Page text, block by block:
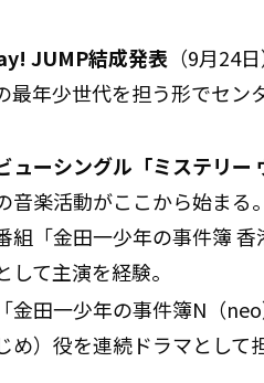
JUMP結成発表 （9月24
最年少世代を担う形でセン
ューシングル「ミステリー
音楽活動がここから始まる
組「金田一少年の事件簿
して主演を経験。
金田一少年の事件簿N（
め）役を連続ドラマとして